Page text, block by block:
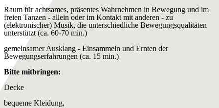
Raum für achtsames, präsentes Wahrnehmen in Bewegung und im
freien Tanzen - allein oder im Kontakt mit anderen - zu
(elektronischer) Musik, die unterschiedliche Bewegungsqualitäten
unterstützt (ca. 60-70 min.)
gemeinsamer Ausklang - Einsammeln und Ernten der
Bewegungserfahrungen (ca. 15 min.)
Bitte mitbringen:
Decke
bequeme Kleidung,